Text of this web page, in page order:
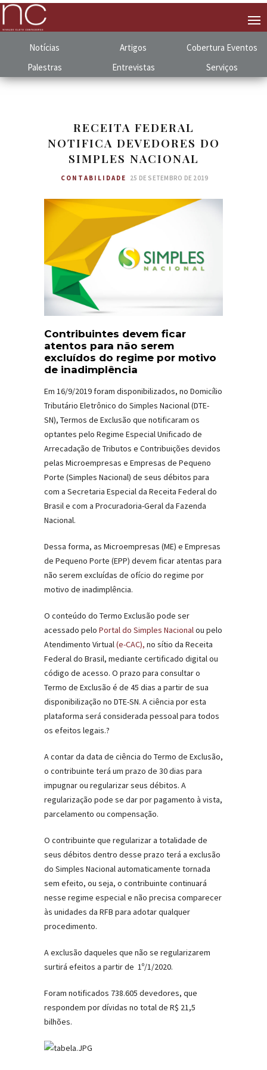
Notícias Artigos Cobertura Eventos
Palestras
Entrevistas Serviços
RECEITA FEDERAL
NOTIFICA DEVEDORES DO
SIMPLES NACIONAL
CONTABILIDADE 25 DE SETEMBRO DE 2019
Contribuintes devem ficar
atentos para não serem
excluídos do regime por motivo
de inadimplência
Em 16/9/2019 foram disponibilizados, no Domicílio
Tributário Eletrônico do Simples Nacional (DTE-
SN), Termos de Exclusão que notificaram os
optantes pelo Regime Especial Unificado de
Arrecadação de Tributos e Contribuições devidos
pelas Microempresas e Empresas de Pequeno
Porte (Simples Nacional) de seus débitos para
com a Secretaria Especial da Receita Federal do
Brasil e com a Procuradoria-Geral da Fazenda
Nacional.
Dessa forma, as Microempresas (ME) e Empresas
de Pequeno Porte (EPP) devem ficar atentas para
não serem excluídas de ofício do regime por
motivo de inadimplência.
O conteúdo do Termo Exclusão pode ser
acessado pelo Portal do Simples Nacionalou pelo
Atendimento Virtual(e-CAC), no sítio da Receita
Federal do Brasil, mediante certificado digital ou
código de acesso. O prazo para consultar o
Termo de Exclusão é de 45 dias a partir de sua
disponibilização no DTE-SN. A ciência por esta
plataforma será considerada pessoal para todos
os efeitos legais.?
A contar da data de ciência do Termo de Exclusão,
o contribuinte terá um prazo de 30 dias para
impugnar ou regularizar seus débitos. A
regularização pode se dar por pagamento à vista,
parcelamento ou compensação.
O contribuinte que regularizar a totalidade de
seus débitos dentro desse prazo terá a exclusão
do Simples Nacional automaticamente tornada
sem efeito, ou seja, o contribuinte continuará
nesse regime especial e não precisa comparecer
às unidades da RFB para adotar qualquer
procedimento.
A exclusão daqueles que não se regularizarem
surtirá efeitos a partir de 1º/1/2020.
Foram notificados 738.605 devedores, que
respondem por dívidas no total de R$ 21,5
bilhões.